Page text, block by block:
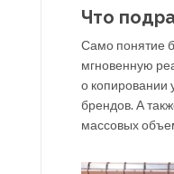
Что
Само понятие
мгновенную
о копировании
брендов. А
массовых